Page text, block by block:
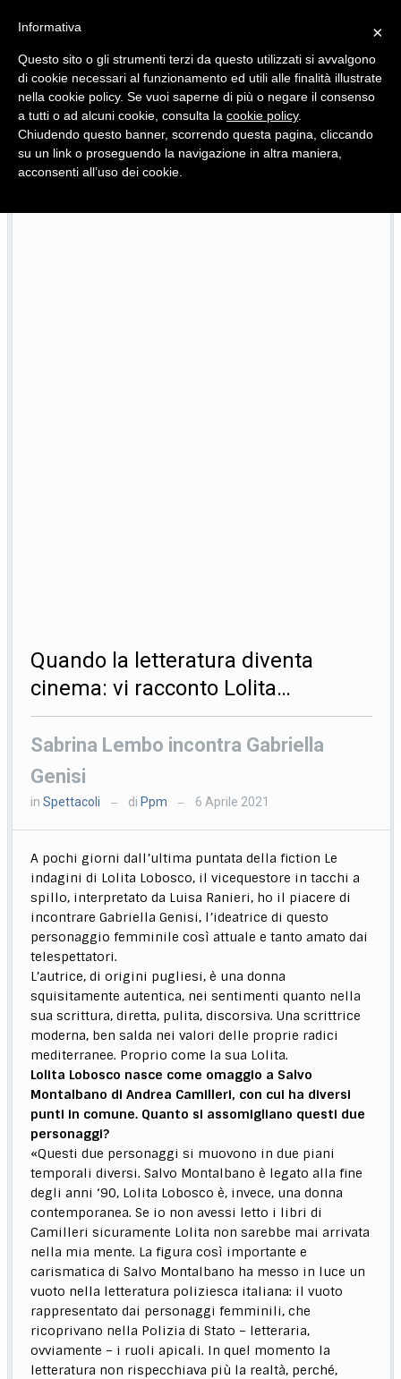
Quotidiano d'informazione distribuito in Molise con
Quando la letteratura diventa
cinema: vi racconto Lolita…
Sabrina Lembo incontra Gabriella
Genisi
inSpettacoli — di Ppm — 6 Aprile 2021
A pochi giorni dall’ultima puntata della fiction Le
indagini di Lolita Lobosco, il vicequestore in tacchi a
spillo, interpretato da Luisa Ranieri, ho il piacere di
incontrare Gabriella Genisi, l’ideatrice di questo
personaggio femminile così attuale e tanto amato dai
telespettatori.
L’autrice, di origini pugliesi, è una donna
squisitamente autentica, nei sentimenti quanto nella
sua scrittura, diretta, pulita, discorsiva. Una scrittrice
moderna, ben salda nei valori delle proprie radici
mediterranee. Proprio come la sua Lolita.
Lolita Lobosco nasce come omaggio a Salvo
Montalbano di Andrea Camilleri, con cui ha diversi
punti in comune. Quanto si assomigliano questi due
personaggi?
«Questi due personaggi si muovono in due piani
temporali diversi. Salvo Montalbano è legato alla fine
degli anni ‘90, Lolita Lobosco è, invece, una donna
contemporanea. Se io non avessi letto i libri di
Camilleri sicuramente Lolita non sarebbe mai arrivata
nella mia mente. La figura così importante e
carismatica di Salvo Montalbano ha messo in luce un
vuoto nella letteratura poliziesca italiana: il vuoto
rappresentato dai personaggi femminili, che
ricoprivano nella Polizia di Stato – letteraria,
ovviamente – i ruoli apicali. In quel momento la
letteratura non rispecchiava più la realtà, perché,
×
Informativa
Questo sito o gli strumenti terzi da questo utilizzati si avvalgono
di cookie necessari al funzionamento ed utili alle finalità illustrate
nella cookie policy. Se vuoi saperne di più o negare il consenso
a tutti o ad alcuni cookie, consulta la cookie policy.
Chiudendo questo banner, scorrendo questa pagina, cliccando
su un link o proseguendo la navigazione in altra maniera,
acconsenti all’uso dei cookie.